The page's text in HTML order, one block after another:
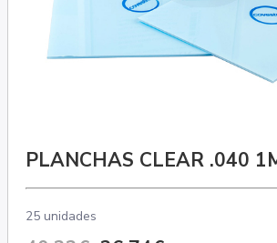
PLANCHAS CLEAR .040
25 unidades